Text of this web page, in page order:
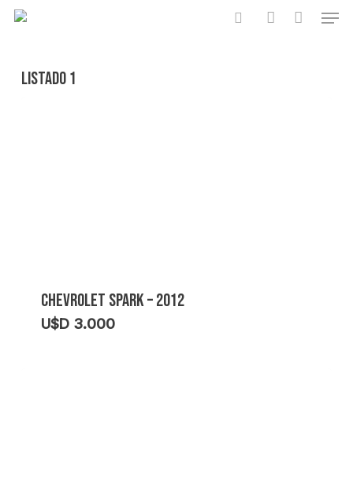
Skip
LISTADO 1
CHEVROLET SPARK – 2012
U$D 3.000